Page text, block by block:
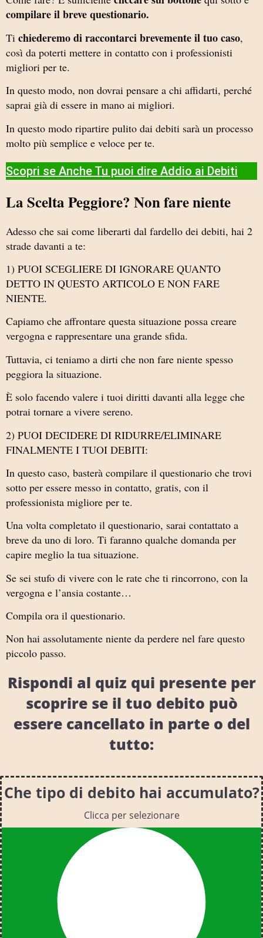
compilare il breve questionario.
Ti chiederemo di raccontarci brevemente il tuo caso,
così da poterti mettere in contatto con i professionisti
migliori per te.
In questo modo, non dovrai pensare a chi affidarti, perché
saprai già di essere in mano ai migliori.
In questo modo ripartire pulito dai debiti sarà un processo
molto più semplice e veloce per te.
Scopri se Anche Tu puoi dire Addio ai Debiti​
La Scelta Peggiore? Non fare niente
Adesso che sai come liberarti dal fardello dei debiti, hai 2
strade davanti a te:
1) PUOI SCEGLIERE DI IGNORARE QUANTO
DETTO IN QUESTO ARTICOLO E NON FARE
NIENTE.
Capiamo che affrontare questa situazione possa creare
vergogna e rappresentare una grande sfida.
Tuttavia, ci teniamo a dirti che non fare niente spesso
peggiora la situazione.
È solo facendo valere i tuoi diritti davanti alla legge che
potrai tornare a vivere sereno.
2) PUOI DECIDERE DI RIDURRE/ELIMINARE
FINALMENTE I TUOI DEBITI:
In questo caso, basterà compilare il questionario che trovi
sotto per essere messo in contatto, gratis, con il
professionista migliore per te.
Una volta completato il questionario, sarai contattato a
breve da uno di loro. Ti faranno qualche domanda per
capire meglio la tua situazione.
Se sei stufo di vivere con le rate che ti rincorrono, con la
vergogna e l’ansia costante…
Compila ora il questionario.
Non hai assolutamente niente da perdere nel fare questo
piccolo passo.
Rispondi al quiz qui presente per
scoprire se il tuo debito può
essere cancellato in parte o del
tutto:
Che tipo di debito hai accumulato?
Clicca per selezionare